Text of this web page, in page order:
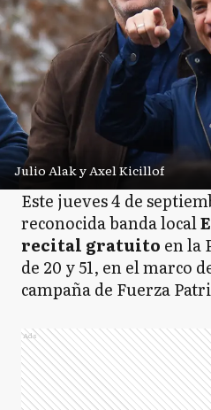
Julio Alak y Axel Kicillof
Este jueves 4 de
reconocida banda local
recital gratuito en la
de 20 y 51, en el marco
campaña de Fuerza
Ads